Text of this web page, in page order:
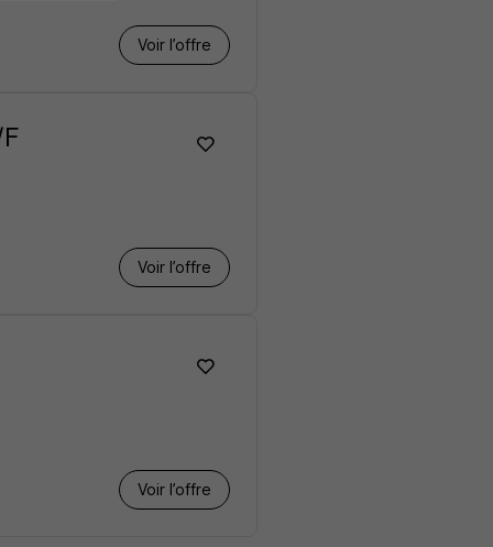
Voir l’offre
Voir l’offre
Voir l’offre